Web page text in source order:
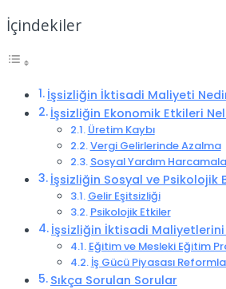
İçindekiler
İşsizliğin İktisadi Maliyeti
İşsizliğin Ekonomik Etkileri
Üretim Kaybı
Vergi Gelirlerinde Azalma
Sosyal Yardım
İşsizliğin Sosyal ve Psikolojik
Gelir Eşitsizliği
Psikolojik Etkiler
İşsizliğin İktisadi Maliyetlerini
Eğitim ve Mesleki Eğitim
İş Gücü Piyasası
Sıkça Sorulan Sorular